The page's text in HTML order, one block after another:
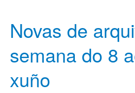
Novas de
semana do 8
xuño